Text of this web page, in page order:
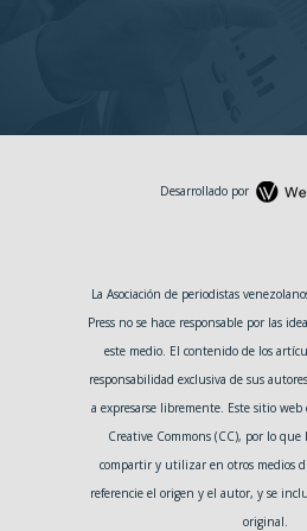
Desarrollado por
La Asociación de periodistas
Press no se hace responsable por las
este medio. El contenido de los
responsabilidad exclusiva de sus
a expresarse libremente. Este sitio
Creative Commons (CC), por lo
compartir y utilizar en otros medios
referencie el origen y el autor, y se
original.